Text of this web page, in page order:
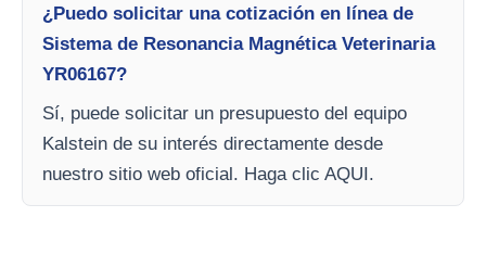
¿Puedo solicitar una cotización en línea de
Sistema de Resonancia Magnética Veterinaria
YR06167?
Sí, puede solicitar un presupuesto del equipo
Kalstein de su interés directamente desde
nuestro sitio web oficial. Haga clic AQUI.